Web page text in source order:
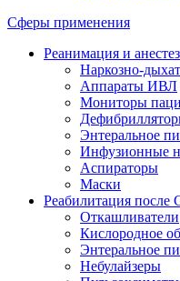
Сферы применения
Реанимация и
Наркозно-
Аппараты ИВЛ
Мониторы
Энтеральное
Инфузионные
Аспираторы
Маски
Реабилитация после
Откашливатели
Кислородное
Энтеральное
Небулайзеры